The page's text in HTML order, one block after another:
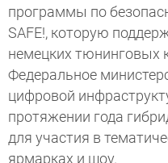
программы по
SAFE!, которую
немецких тюнинговых
Федеральное
цифровой
протяжении года
для участия в
ярмарках и шоу.